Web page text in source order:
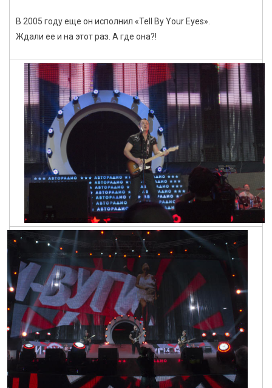
В 2005 году еще он исполнил «Tell By Your Eyes».
Ждали ее и на этот раз. А где она?!